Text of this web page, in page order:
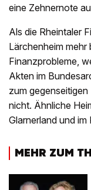
eine Zehnernote
Als die Rheintaler
Lärchenheim mehr
Finanzprobleme,
Akten im
zum
nicht. Ähnliche
Glarnerland und
MEHR ZUM